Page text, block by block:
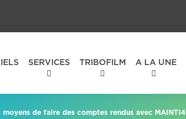
SERVICES TRIBOFILM A LA UNE
de faire des comptes rendus avec MAINTI4